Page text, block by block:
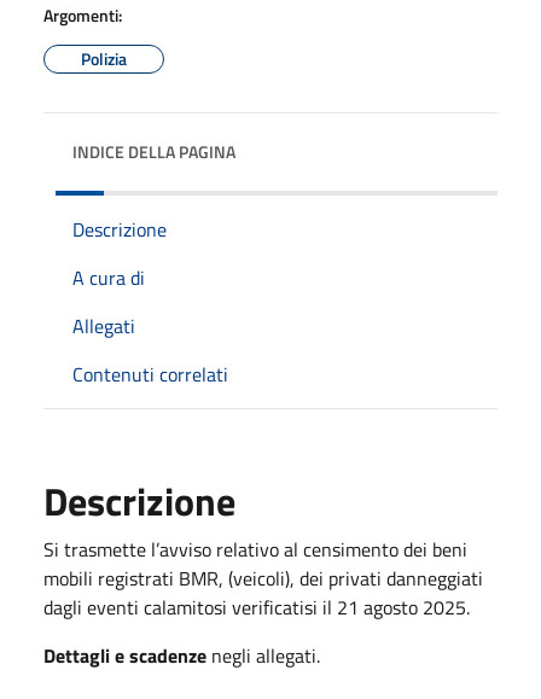
Argomenti:
Polizia
INDICE DELLA PAGINA
Descrizione
A cura di
Allegati
Contenuti correlati
Descrizione
Si trasmette l’avviso relativo al censimento dei beni
mobili registrati BMR, (veicoli), dei privati danneggiati
dagli eventi calamitosi verificatisi il 21 agosto 2025.
Dettagli e scadenze negli allegati.